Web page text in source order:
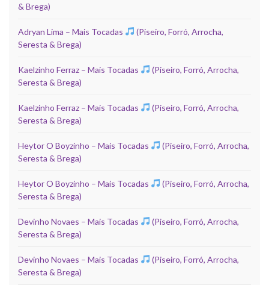
& Brega)
Adryan Lima – Mais Tocadas
(Piseiro, Forró, Arrocha,
Seresta & Brega)
Kaelzinho Ferraz – Mais Tocadas
(Piseiro, Forró, Arrocha,
Seresta & Brega)
Kaelzinho Ferraz – Mais Tocadas
(Piseiro, Forró, Arrocha,
Seresta & Brega)
Heytor O Boyzinho – Mais Tocadas
(Piseiro, Forró, Arrocha,
Seresta & Brega)
Heytor O Boyzinho – Mais Tocadas
(Piseiro, Forró, Arrocha,
Seresta & Brega)
Devinho Novaes – Mais Tocadas
(Piseiro, Forró, Arrocha,
Seresta & Brega)
Devinho Novaes – Mais Tocadas
(Piseiro, Forró, Arrocha,
Seresta & Brega)